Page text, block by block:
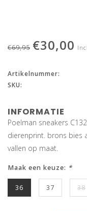
€69,95 €30,00
Artikelnummer:
SKU:
INFORMATIE
Poelman sneakers
dierenprint. brons bies
vallen op maat.
Maak een keuze: *
36 37 38